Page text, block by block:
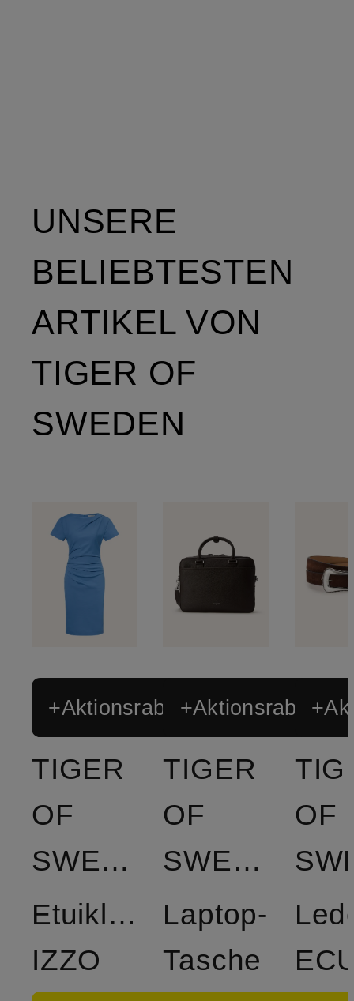
UNSERE
BELIEBTESTEN
ARTIKEL VON
TIGER OF
SWEDEN
+Aktionsrabatt
TIGER
OF
SWEDEN
Etuikleid
IZZO
+Aktionsrabatt
TIGER
OF
SWEDEN
Laptop-
Tasche
OF